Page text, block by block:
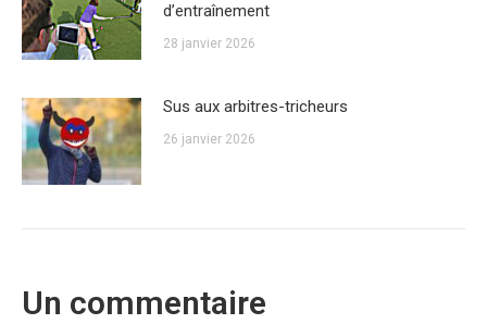
d’entraînement
28 janvier 2026
Sus aux arbitres-tricheurs
26 janvier 2026
Un commentaire